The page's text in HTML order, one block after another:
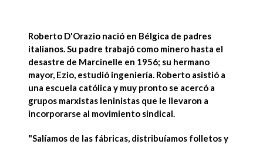
Roberto D'Orazio nació en Bélgica de padres
italianos. Su padre trabajó como minero hasta el
desastre de Marcinelle en 1956; su hermano
mayor, Ezio, estudió ingeniería. Roberto asistió a
una escuela católica y muy pronto se acercó a
grupos marxistas leninistas que le llevaron a
incorporarse al movimiento sindical.
"Salíamos de las fábricas, distribuíamos folletos y